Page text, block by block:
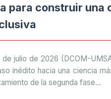
para construir una
de julio de 2026 (DCOM-
inédito hacia una ciencia
de la segunda fase...